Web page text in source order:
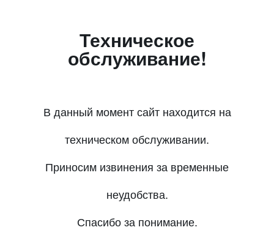
Техническое
обслуживание!
В данный момент сайт находится на
техническом обслуживании.
Приносим извинения за временные
неудобства.
Спасибо за понимание.